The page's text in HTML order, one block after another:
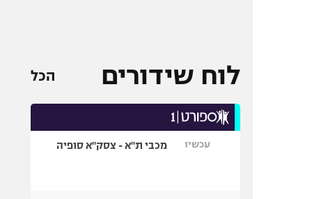
שחייה
ג'ודו
ספורט אולימפי
לוח שידורים הכל
עכשיו מכבי ת"א - צסק"א סופיה